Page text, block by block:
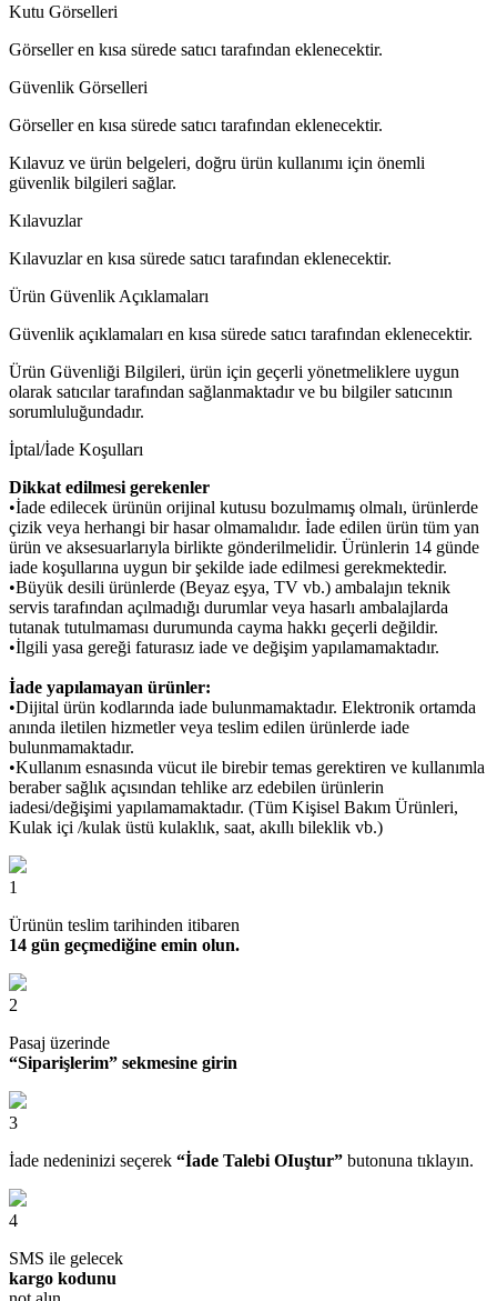
Kutu Görselleri
Görseller en kısa sürede satıcı tarafından eklenecektir.
Güvenlik Görselleri
Görseller en kısa sürede satıcı tarafından eklenecektir.
Kılavuz ve ürün belgeleri, doğru ürün kullanımı için önemli
güvenlik bilgileri sağlar.
Kılavuzlar
Kılavuzlar en kısa sürede satıcı tarafından eklenecektir.
Ürün Güvenlik Açıklamaları
Güvenlik açıklamaları en kısa sürede satıcı tarafından eklenecektir.
Ürün Güvenliği Bilgileri, ürün için geçerli yönetmeliklere uygun
olarak satıcılar tarafından sağlanmaktadır ve bu bilgiler satıcının
sorumluluğundadır.
İptal/İade Koşulları
Dikkat edilmesi gerekenler
•İade edilecek ürünün orijinal kutusu bozulmamış olmalı, ürünlerde
çizik veya herhangi bir hasar olmamalıdır. İade edilen ürün tüm yan
ürün ve aksesuarlarıyla birlikte gönderilmelidir. Ürünlerin 14 günde
iade koşullarına uygun bir şekilde iade edilmesi gerekmektedir.
•Büyük desili ürünlerde (Beyaz eşya, TV vb.) ambalajın teknik
servis tarafından açılmadığı durumlar veya hasarlı ambalajlarda
tutanak tutulmaması durumunda cayma hakkı geçerli değildir.
•İlgili yasa gereği faturasız iade ve değişim yapılamamaktadır.
İade yapılamayan ürünler:
•Dijital ürün kodlarında iade bulunmamaktadır. Elektronik ortamda
anında iletilen hizmetler veya teslim edilen ürünlerde iade
bulunmamaktadır.
•Kullanım esnasında vücut ile birebir temas gerektiren ve kullanımla
beraber sağlık açısından tehlike arz edebilen ürünlerin
iadesi/değişimi yapılamamaktadır. (Tüm Kişisel Bakım Ürünleri,
Kulak içi /kulak üstü kulaklık, saat, akıllı bileklik vb.)
1
Ürünün teslim tarihinden itibaren
14 gün geçmediğine emin olun.
2
Pasaj üzerinde
“Siparişlerim” sekmesine girin
3
İade nedeninizi seçerek “İade Talebi OIuştur” butonuna tıklayın.
4
SMS ile gelecek
kargo kodunu